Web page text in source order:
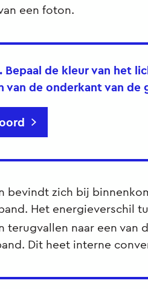
een foton.
Bepaal de kleur van het
van de onderkant van de
bevindt zich bij
Het energieverschil
terugvallen naar een van
Dit heet interne